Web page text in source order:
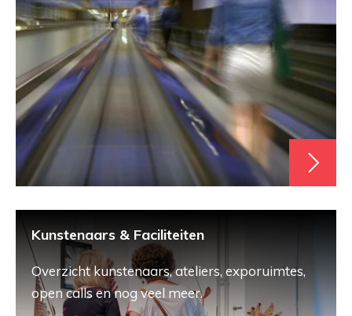
Kunstenaars & Faciliteiten
Overzicht kunstenaars, ateliers, exporuimtes,
open calls en nog veel meer.